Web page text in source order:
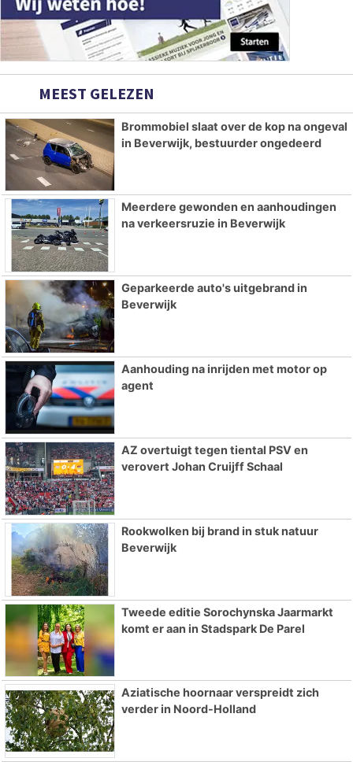
MEEST GELEZEN
Brommobiel slaat over de kop na ongeval
in Beverwijk, bestuurder ongedeerd
Meerdere gewonden en aanhoudingen
na verkeersruzie in Beverwijk
Geparkeerde auto's uitgebrand in
Beverwijk
Aanhouding na inrijden met motor op
agent
AZ overtuigt tegen tiental PSV en
verovert Johan Cruijff Schaal
Rookwolken bij brand in stuk natuur
Beverwijk
Tweede editie Sorochynska Jaarmarkt
komt er aan in Stadspark De Parel
Aziatische hoornaar verspreidt zich
verder in Noord-Holland